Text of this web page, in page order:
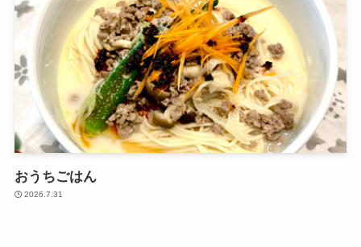
おうちごはん
2026.7.31